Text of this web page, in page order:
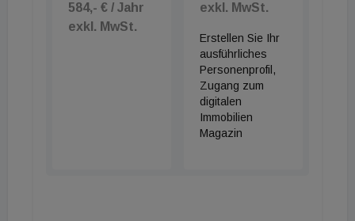
584,- € / Jahr
exkl. MwSt.
exkl. MwSt.
Erstellen Sie Ihr
ausführliches
Personenprofil,
Zugang zum
digitalen
Immobilien
Magazin